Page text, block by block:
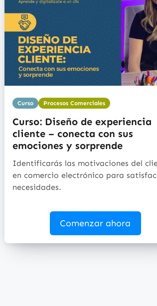
Curso Procesos Comerciales
Curso: Diseño de experiencia
cliente – conecta con sus
emociones y sorprende
Identificarás las motivaciones del
en comercio electrónico para
necesidades.
Comenzar ahora